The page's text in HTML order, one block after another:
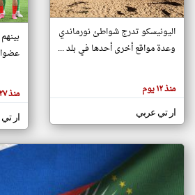
اخبار جزر
أهم اخبار جزر
هنا عن
وجهة
كاتبيها.
اليونيسكو تدرج شواطئ نورماندي
وعدة مواقع أخرى أحدها في بلد ...
منذ ١٢ يوم
ار تي عربي
منذ ٢٧ يوم
ار